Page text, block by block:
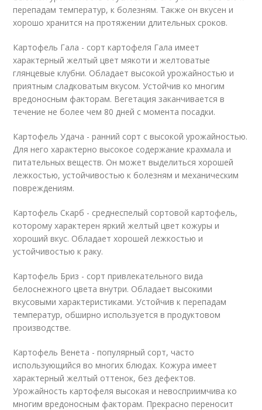
перепадам температур, к болезням. Также он вкусен и
хорошо хранится на протяжении длительных сроков.
Картофель Гала - сорт картофеля Гала имеет
характерный желтый цвет мякоти и желтоватые
глянцевые клубни. Обладает высокой урожайностью и
приятным сладковатым вкусом. Устойчив ко многим
вредоносным факторам. Вегетация заканчивается в
течение не более чем 80 дней с момента посадки.
Картофель Удача - ранний сорт с высокой урожайностью.
Для него характерно высокое содержание крахмала и
питательных веществ. Он может выделиться хорошей
лежкостью, устойчивостью к болезням и механическим
повреждениям.
Картофель Скарб - среднеспелый сортовой картофель,
которому характерен яркий желтый цвет кожуры и
хороший вкус. Обладает хорошей лежкостью и
устойчивостью к раку.
Картофель Бриз - сорт привлекательного вида
белоснежного цвета внутри. Обладает высокими
вкусовыми характеристиками. Устойчив к перепадам
температур, обширно используется в продуктовом
производстве.
Картофель Венета - популярный сорт, часто
использующийся во многих блюдах. Кожура имеет
характерный желтый оттенок, без дефектов.
Урожайность картофеля высокая и невосприимчива ко
многим вредоносным факторам. Прекрасно переносит